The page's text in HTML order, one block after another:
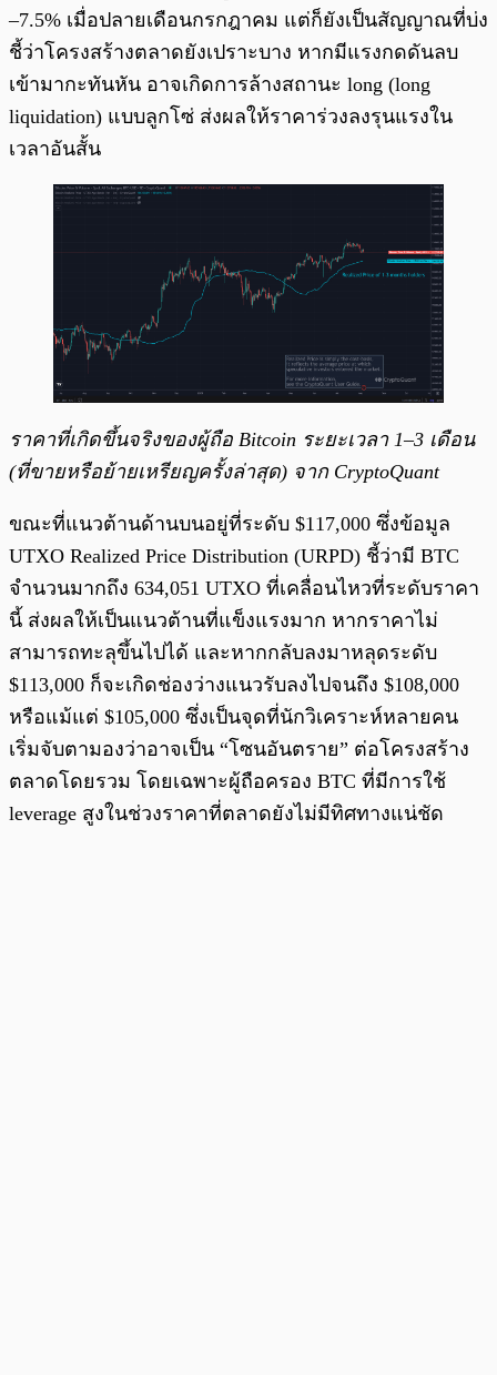
–7.5% เมื่อปลายเดือนกรกฎาคม แต่ก็ยังเป็นสัญญาณที่บ่ง
ชี้ว่าโครงสร้างตลาดยังเปราะบาง หากมีแรงกดดันลบ
เข้ามากะทันหัน อาจเกิดการล้างสถานะ long (long
liquidation) แบบลูกโซ่ ส่งผลให้ราคาร่วงลงรุนแรงใน
เวลาอันสั้น
ราคาที่เกิดขึ้นจริงของผู้ถือ Bitcoin ระยะเวลา 1–3 เดือน
(ที่ขายหรือย้ายเหรียญครั้งล่าสุด) จาก CryptoQuant
ขณะที่แนวต้านด้านบนอยู่ที่ระดับ $117,000 ซึ่งข้อมูล
UTXO Realized Price Distribution (URPD) ชี้ว่ามี BTC
จำนวนมากถึง 634,051 UTXO ที่เคลื่อนไหวที่ระดับราคา
นี้ ส่งผลให้เป็นแนวต้านที่แข็งแรงมาก หากราคาไม่
สามารถทะลุขึ้นไปได้ และหากกลับลงมาหลุดระดับ
$113,000 ก็จะเกิดช่องว่างแนวรับลงไปจนถึง $108,000
หรือแม้แต่ $105,000 ซึ่งเป็นจุดที่นักวิเคราะห์หลายคน
เริ่มจับตามองว่าอาจเป็น “โซนอันตราย” ต่อโครงสร้าง
ตลาดโดยรวม โดยเฉพาะผู้ถือครอง BTC ที่มีการใช้
leverage สูงในช่วงราคาที่ตลาดยังไม่มีทิศทางแน่ชัด